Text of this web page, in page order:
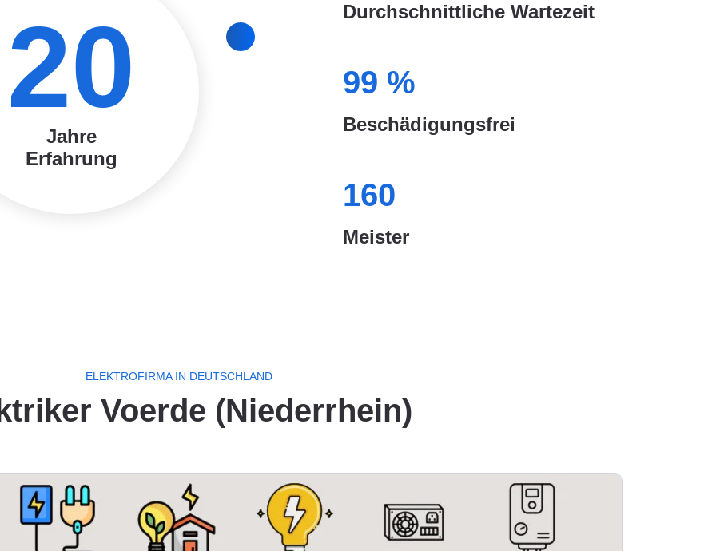
20
Jahre
Erfahrung
Durchschnittliche Wartezeit
99 %
Beschädigungsfrei
160
Meister
ELEKTROFIRMA IN DEUTSCHLAND
Voerde (Niederrhein)